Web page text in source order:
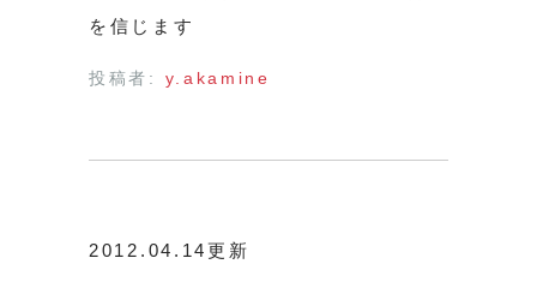
を信じます
投稿者: y.akamine
2012.04.14更新